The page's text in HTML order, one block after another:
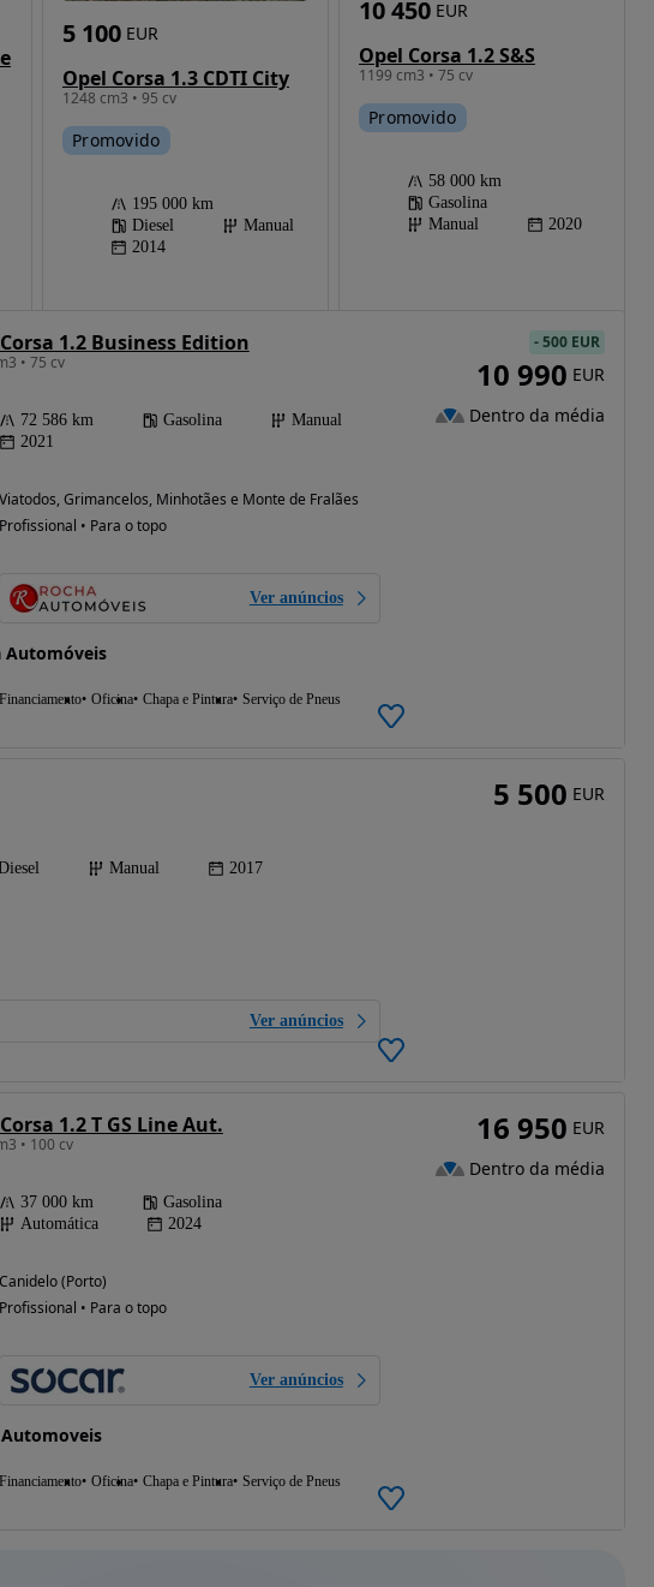
Opel Corsa 1.3 CDTI City
1248 cm3 • 95 cv
5 100 EUR
Promovido
195 000 km
Diesel
Manual
2014
Opel Corsa 1.2 S&S
1199 cm3 • 75 cv
10 450 EUR
Promovido
58 000 km
Gasolina
Manual
2020
1.2 Business Edition
• 75 cv
72 586 km Gasolina
Manual
2021
Viatodos, Grimancelos, Minhotães e Monte de Fralães (Braga)
Profissional • Para o topo
Ver anúncios
Automóveis
Financiamento Oficina Chapa e Pintura Serviço de Pneus
-500 EUR
10 990 EUR
Dentro da média
Manual 2017
Ver anúncios
5 500 EUR
1.2 T GS Line Aut.
• 100 cv
37 000 km
Gasolina
Automática
2024
Canidelo (Porto)
Profissional • Para o topo
Ver anúncios
Financiamento Oficina Chapa e Pintura Serviço de Pneus
16 950 EUR
Dentro da média